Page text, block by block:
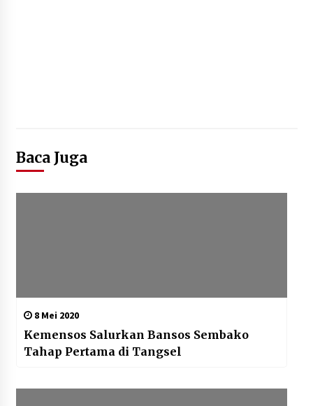
Baca Juga
8 Mei 2020
Kemensos Salurkan Bansos Sembako
Tahap Pertama di Tangsel